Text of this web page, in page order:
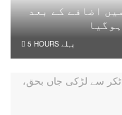
اضافے کے بعد
5 HOURS پہلے